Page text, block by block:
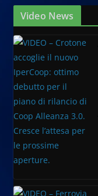
Video News